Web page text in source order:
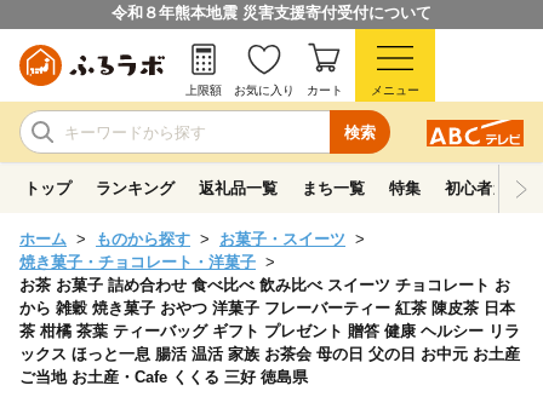
令和８年熊本地震 災害支援寄付受付について
検索
上限額 お気に入り カート メニュー
トップ ランキング 返礼品一覧 まち一覧 特集 初心者ガイド
ホーム ものから探す
お菓子・スイーツ
焼き菓子・チョコレート・洋菓子
お茶 お菓子 詰め合わせ 食べ比べ 飲み比べ スイーツ チョコレート お
から 雑穀 焼き菓子 おやつ 洋菓子 フレーバーティー 紅茶 陳皮茶 日本
茶 柑橘 茶葉 ティーバッグ ギフト プレゼント 贈答 健康 ヘルシー リラ
ックス ほっと一息 腸活 温活 家族 お茶会 母の日 父の日 お中元 お土産
ご当地 お土産・Cafe くくる 三好 徳島県